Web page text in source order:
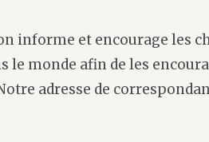
informe et encourage les
le monde afin de les
adresse de